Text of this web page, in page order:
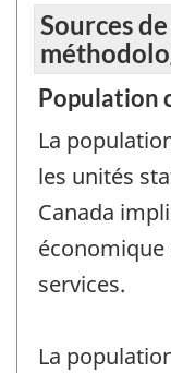
Sources
Population
La
les unités
Canada
services.
La